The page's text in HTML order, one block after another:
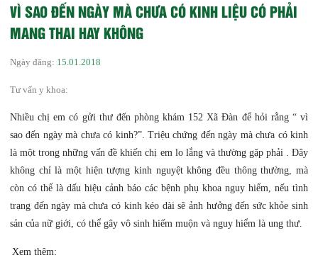
VÌ SAO ĐẾN NGÀY MÀ CHƯA CÓ KINH LIỆU CÓ PHẢI
MANG THAI HAY KHÔNG
Ngày đăng: 15.01.2018
Tư vấn y khoa:
Nhiều chị em có gửi thư đến phòng khám 152 Xã Đàn để hỏi rằng “ vì
sao đến ngày mà chưa có kinh?”. Triệu chứng đến ngày mà chưa có kinh
là một trong những vấn đề khiến chị em lo lắng và thường gặp phải . Đây
không chỉ là một hiện tượng kinh nguyệt không đều thông thường, mà
còn có thể là dấu hiệu cảnh báo các bệnh phụ khoa nguy hiểm, nếu tình
trạng đến ngày mà chưa có kinh kéo dài sẽ ảnh hưởng đến sức khỏe sinh
sản của nữ giới, có thể gây vô sinh hiếm muộn và nguy hiểm là ung thư.
Xem thêm: